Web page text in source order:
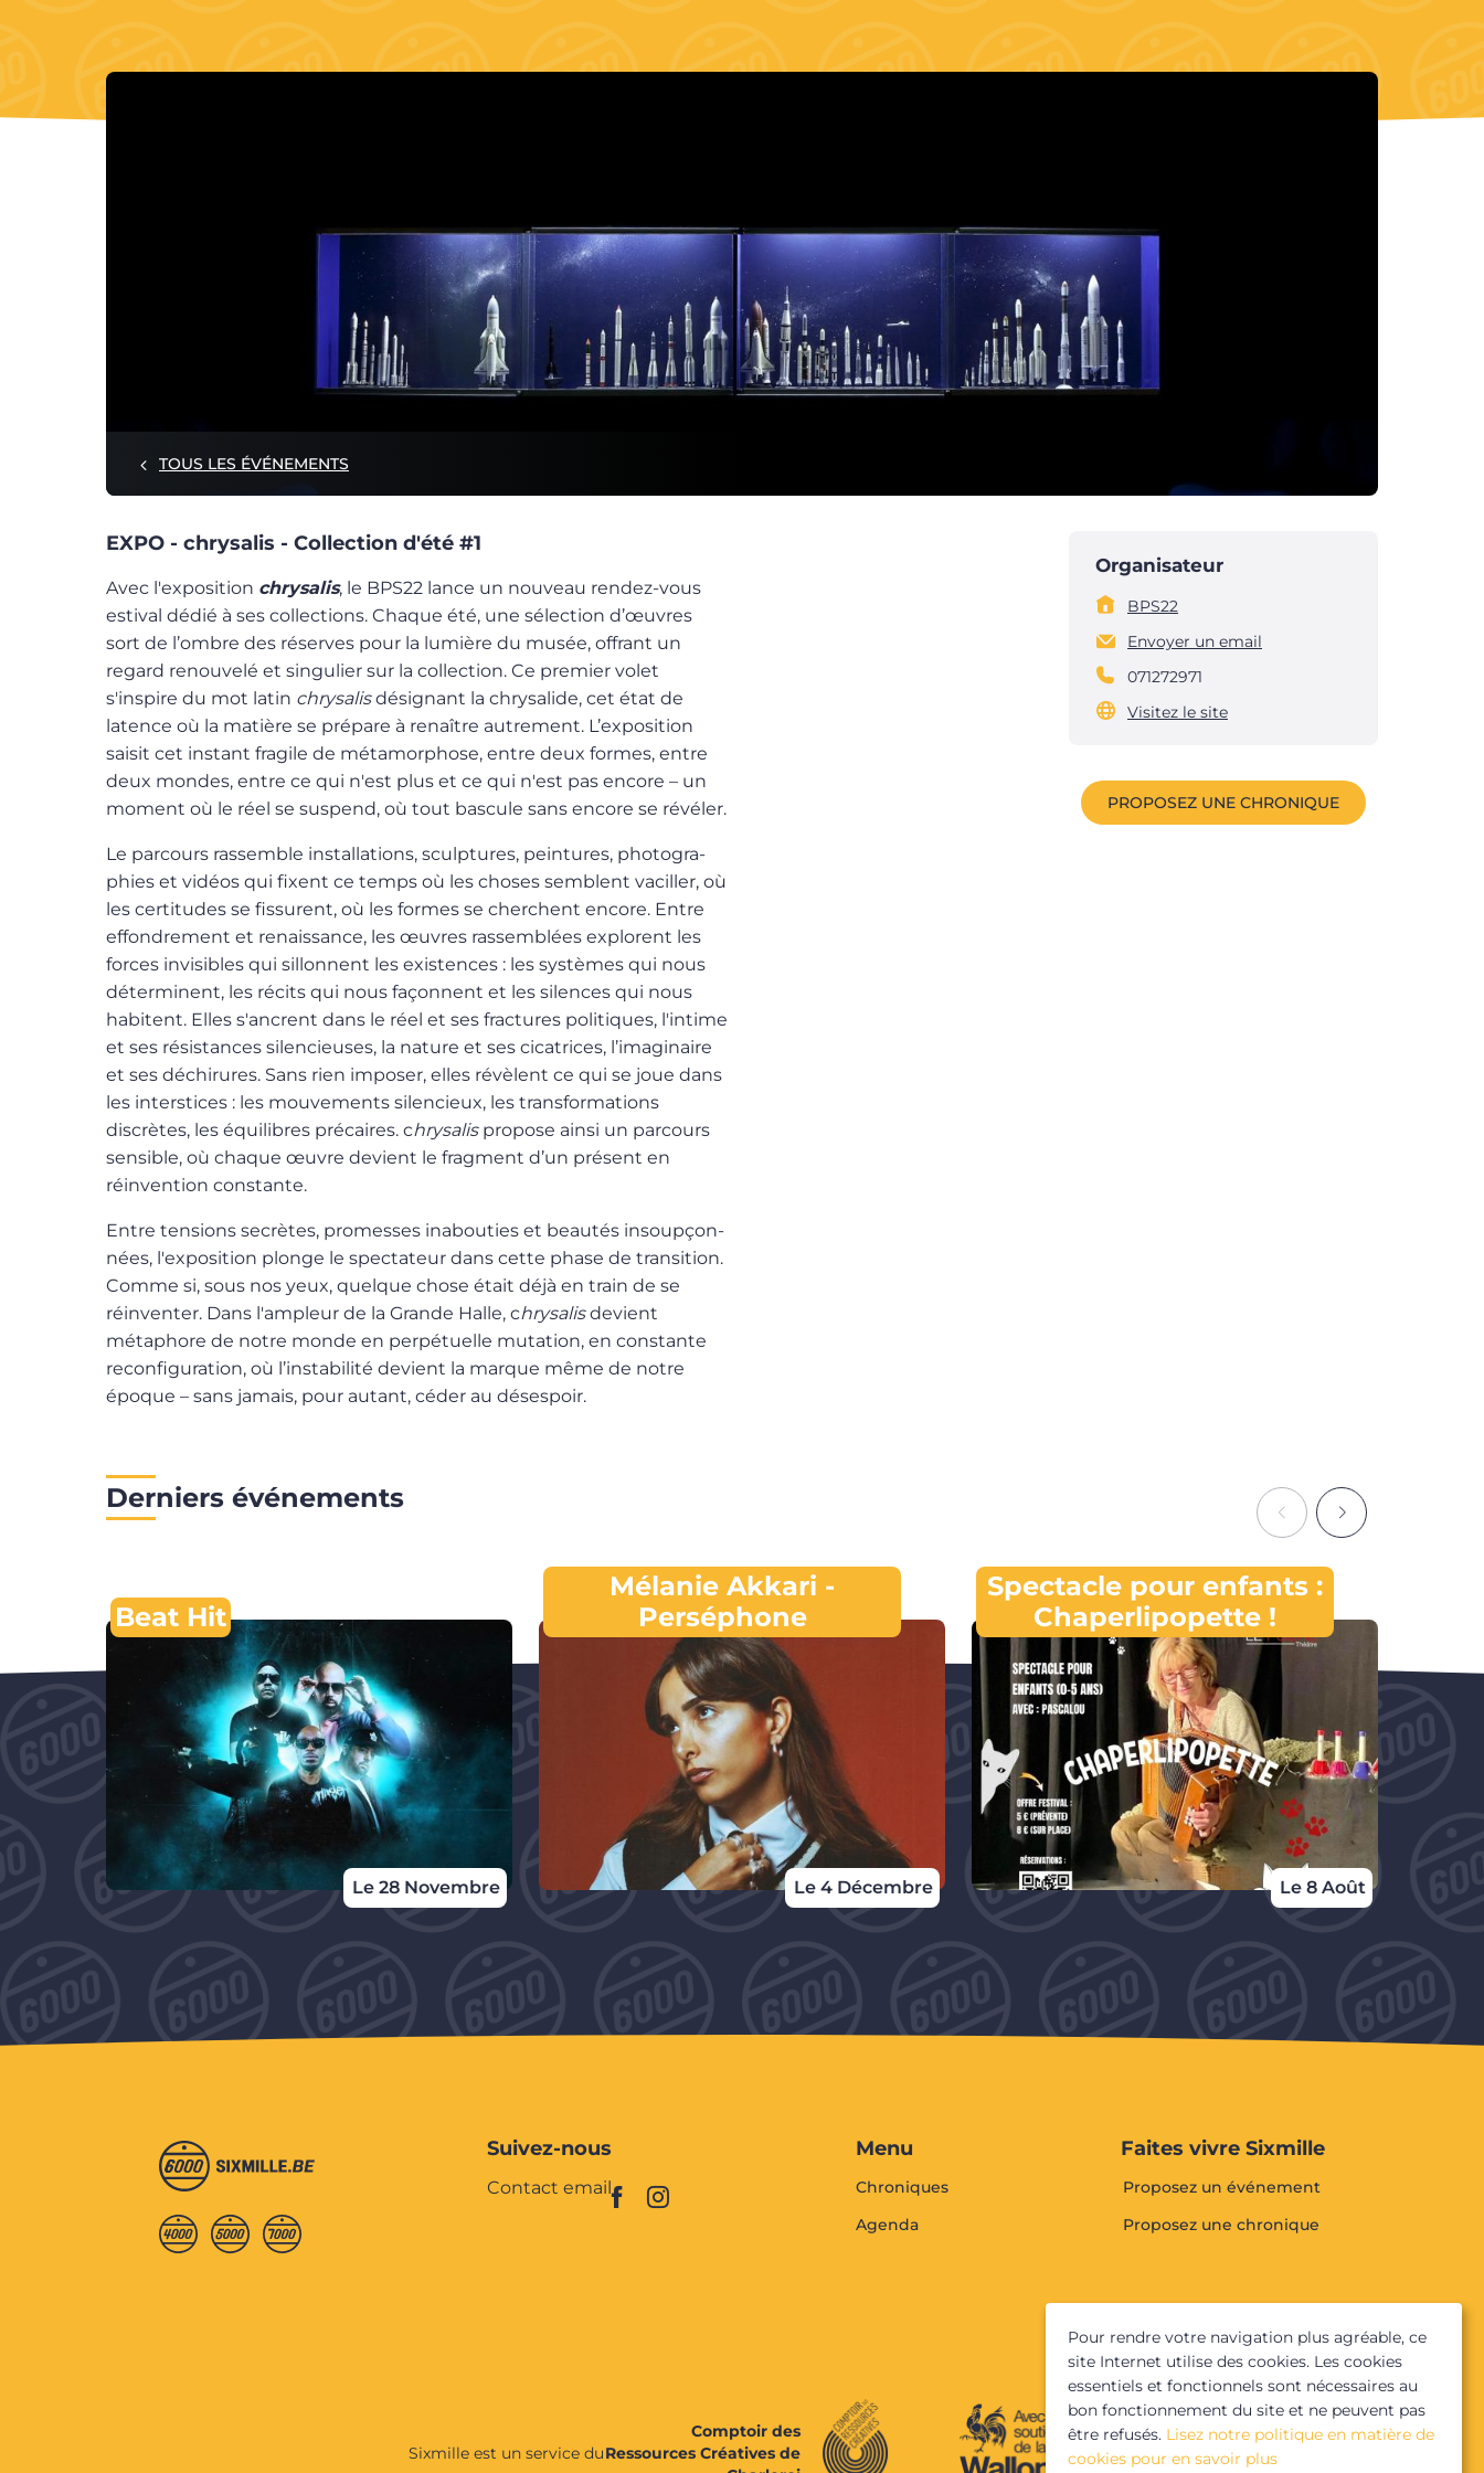
TOUS LES ÉVÉNEMENTS
EXPO - chrysalis - Collection d'été #1
Avec l'exposition chrysalis, le BPS22 lance un nouveau rendez-vous
estival dédié à ses collections. Chaque été, une sélection d’œuvres
sort de l’ombre des réserves pour la lumière du musée, offrant un
regard renouvelé et singulier sur la collection. Ce premier volet
s'inspire du mot latin chrysalisdésignant la chrysalide, cet état de
latence où la matière se prépare à renaître autrement. L’exposition
saisit cet instant fragile de méta­mor­phose, entre deux formes, entre
deux mondes, entre ce qui n'est plus et ce qui n'est pas encore – un
moment où le réel se suspend, où tout bascule sans encore se révéler.
Le parcours rassemble instal­la­tions, sculptures, peintures, pho­togra­
phies et vidéos qui fixent ce temps où les choses semblent vaciller, où
les certitudes se fissurent, où les formes se cherchent encore. Entre
effon­drement et renaissance, les œuvres rassemblées explorent les
forces invisibles qui sillonnent les existences : les systèmes qui nous
déterminent, les récits qui nous façonnent et les silences qui nous
habitent. Elles s'ancrent dans le réel et ses fractures politiques, l'intime
et ses résistances silen­cieuses, la nature et ses cicatrices, l’imaginaire
et ses déchirures. Sans rien imposer, elles révèlent ce qui se joue dans
les interstices : les mouvements silencieux, les trans­for­ma­tions
discrètes, les équilibres précaires. chrysalispropose ainsi un parcours
sensible, où chaque œuvre devient le fragment d’un présent en
réinvention constante.
Entre tensions secrètes, promesses inabouties et beautés insoupçon­
nées, l'exposition plonge le spectateur dans cette phase de transition.
Comme si, sous nos yeux, quelque chose était déjà en train de se
réinventer. Dans l'ampleur de la Grande Halle, chrysalisdevient
métaphore de notre monde en perpétuelle mutation, en constante
recon­fig­u­ra­tion, où l’instabilité devient la marque même de notre
époque – sans jamais, pour autant, céder au désespoir.
Organisateur
BPS22
Envoyer un email
071272971
Visitez le site
PROPOSEZ UNE CHRONIQUE
Derniers événements
Le 28 Novembre
Beat Hit
Le 4 Décembre
Mélanie Akkari -
Perséphone
Le 8 Août
Spectacle pour enfants :
Chaperlipopette !
Suivez-nous
Contact email
Menu
Chroniques
Agenda
Faites vivre Sixmille
Proposez un événement
Proposez une chronique
Sixmille est un service du
Comptoir des
Ressources Créatives de
Pour rendre votre navigation plus agréable, ce
site Internet utilise des cookies. Les cookies
essentiels et fonctionnels sont nécessaires au
bon fonctionnement du site et ne peuvent pas
être refusés. Lisez notre politique en matière de
cookies pour en savoir plus